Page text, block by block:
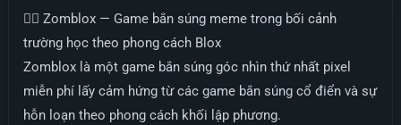
🧟‍♂️ Zomblox — Game bắn súng meme trong bối cảnh
trường học theo phong cách Blox
Zomblox là một game bắn súng góc nhìn thứ nhất pixel
miễn phí lấy cảm hứng từ các game bắn súng cổ điển và sự
hỗn loạn theo phong cách khối lập phương.